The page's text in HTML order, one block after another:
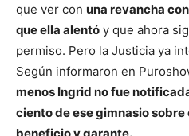
que ver con una revancha
que ella alentó y que ahora
permiso. Pero la Justicia ya
Según informaron en
menos Ingrid no fue
ciento de ese gimnasio sobre
beneficio y garante.